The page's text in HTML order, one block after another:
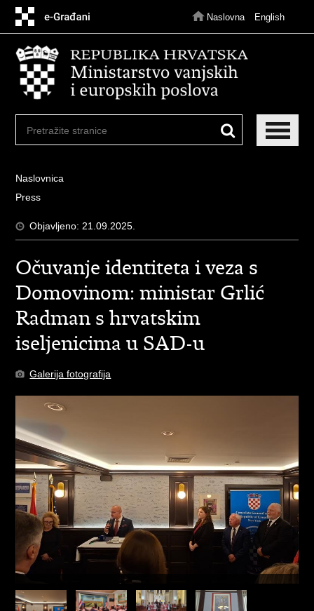
glavni
sadržaj
Naslovna English
Naslovnica
Press
Objavljeno: 21.09.2025.
Očuvanje identiteta i veza s
Domovinom: ministar Grlić
Radman s hrvatskim
iseljenicima u SAD-u
Galerija fotografija